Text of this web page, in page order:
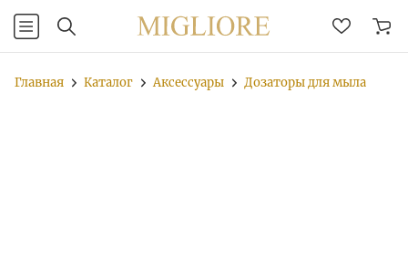
Главная Каталог Аксессуары Дозаторы для мыла